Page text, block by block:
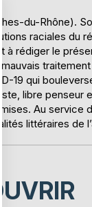
du-Rhône).
raciales du
à rédiger le
19 qui
libre penseur
Au service
littéraires de